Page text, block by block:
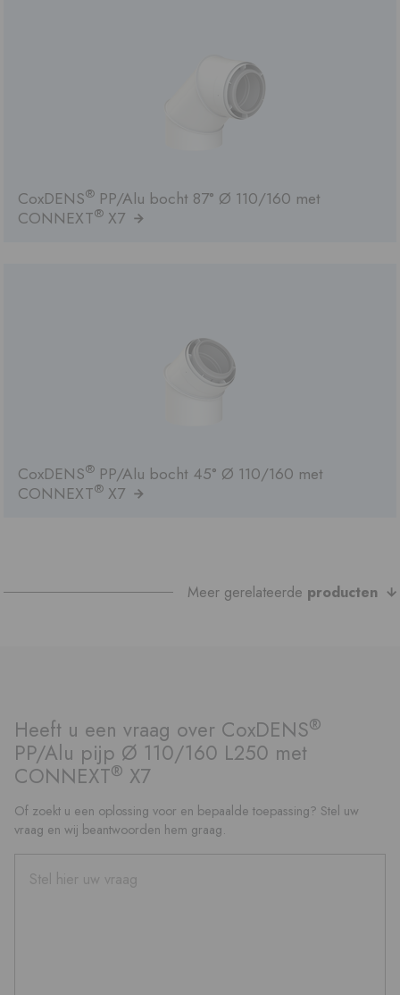
CoxDENS® PP/Alu bocht 87° Ø 110/160 met
CONNEXT® X7
CoxDENS® PP/Alu bocht 45° Ø 110/160 met
CONNEXT® X7
Meer gerelateerde producten
Heeft u een vraag over CoxDENS®
PP/Alu pijp Ø 110/160 L250 met
CONNEXT® X7
Of zoekt u een oplossing voor en bepaalde toepassing? Stel uw
vraag en wij beantwoorden hem graag.